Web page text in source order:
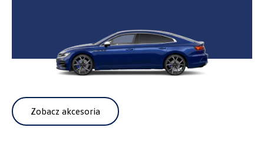
Zobacz akcesoria
sklep@autobaczek.pl
Auto Forum